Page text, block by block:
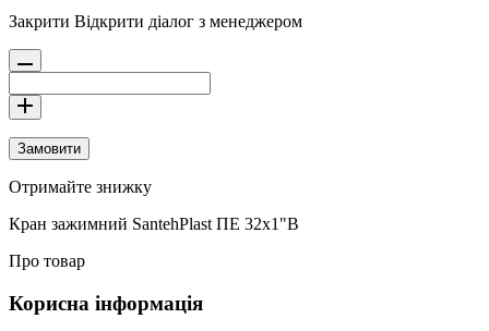
Закрити Відкрити діалог з менеджером
Замовити
Отримайте знижку
Кран зажимний SantehPlast ПЕ 32х1"В
Про товар
Корисна інформація